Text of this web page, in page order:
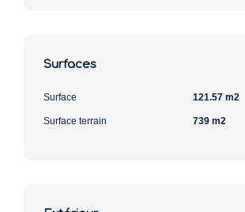
Surfaces
Surface 121.57 m2
Surface terrain 739 m2